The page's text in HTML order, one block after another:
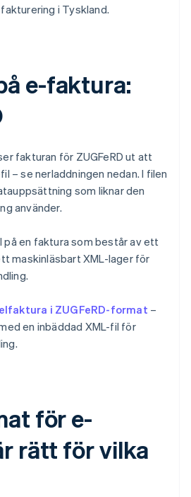
i Tyskland.
e-faktura:
fakturan för ZUGFeRD ut att
– se nerladdningen nedan. I filen
som liknar den
använder.
en faktura som består av ett
maskinläsbart XML-lager för
i ZUGFeRD-format –
en inbäddad XML-fil för
för e-
rätt för vilka